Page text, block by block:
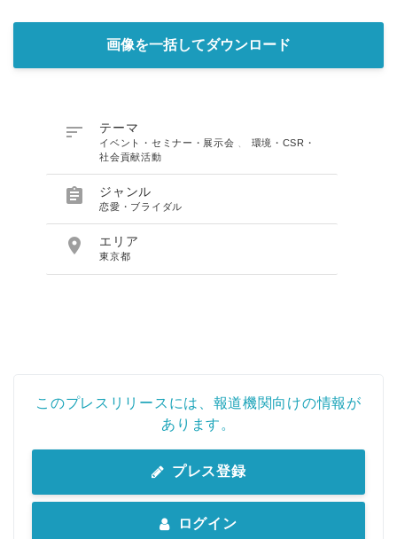
画像を一括してダウンロード
 テーマ
イベント・セミナー・展示会
環境・CSR・
社会貢献活動
 ジャンル
恋愛・ブライダル
 エリア
東京都
このプレスリリースには、報道機関向けの情報が
あります。
プレス登録
ログイン